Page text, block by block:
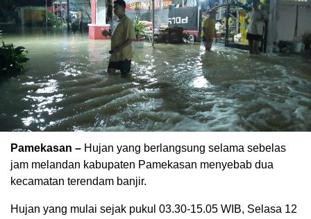
Pamekasan – Hujan yang berlangsung selama sebelas
jam melandan kabupaten Pamekasan menyebab dua
kecamatan terendam banjir.
Hujan yang mulai sejak pukul 03.30-15.05 WIB, Selasa 12